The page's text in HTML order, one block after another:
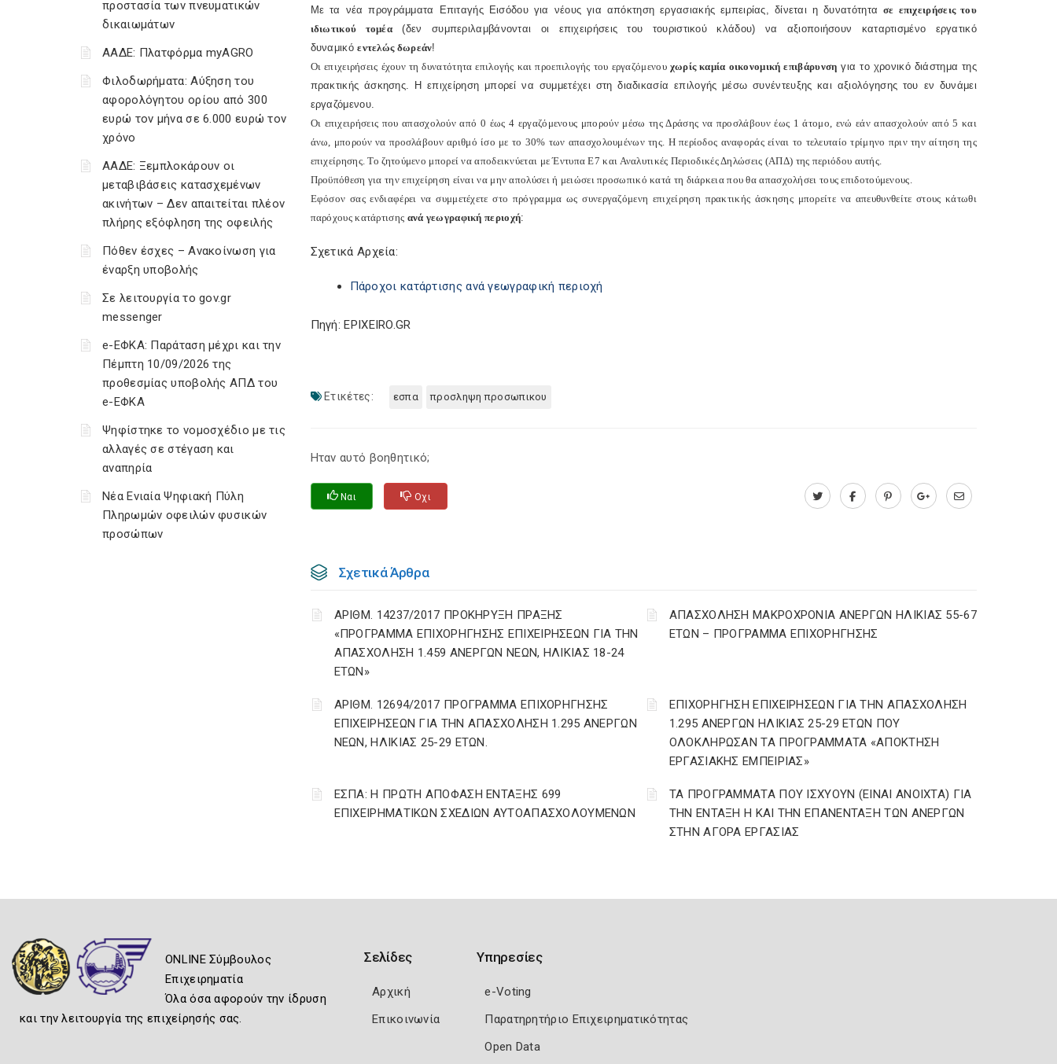
προστασία των πνευματικών
δικαιωμάτων
ΑΑΔΕ: Πλατφόρμα myAGRO
Φιλοδωρήματα: Αύξηση του
αφορολόγητου ορίου από 300
ευρώ τον μήνα σε 6.000 ευρώ τον
χρόνο
ΑΑΔΕ: Ξεμπλοκάρουν οι
μεταβιβάσεις κατασχεμένων
ακινήτων – Δεν απαιτείται πλέον
πλήρης εξόφληση της οφειλής
Πόθεν έσχες – Ανακοίνωση για
έναρξη υποβολής
Σε λειτουργία το gov.gr
messenger
e-ΕΦΚΑ: Παράταση μέχρι και την
Πέμπτη 10/09/2026 της
προθεσμίας υποβολής ΑΠΔ του
e-ΕΦΚΑ
Ψηφίστηκε το νομοσχέδιο με τις
αλλαγές σε στέγαση και
αναπηρία
Νέα Ενιαία Ψηφιακή Πύλη
Πληρωμών οφειλών φυσικών
προσώπων
Με τα νέα προγράμματα Επιταγής Εισόδου για νέους για απόκτηση εργασιακής εμπειρίας, δίνεται η δυνατότητα σε επιχειρήσεις του
ιδιωτικού τομέα
(δεν συμπεριλαμβάνονται οι επιχειρήσεις του τουριστικού κλάδου) να αξιοποιήσουν καταρτισμένο εργατικό
δυναμικό εντελώς δωρεάν!
Οι επιχειρήσεις έχουν τη δυνατότητα επιλογής και προεπιλογής του εργαζόμενου χωρίς καμία οικονομική επιβάρυνση για το χρονικό διάστημα της
πρακτικής άσκησης. Η επιχείρηση μπορεί να συμμετέχει στη διαδικασία επιλογής μέσω συνέντευξης και αξιολόγησης του εν δυνάμει
εργαζόμενου.
Οι επιχειρήσεις που απασχολούν από 0 έως 4 εργαζόμενους μπορούν μέσω της Δράσης να προσλάβουν έως 1 άτομο, ενώ εάν απασχολούν από 5 και
άνω, μπορούν να προσλάβουν αριθμό ίσο με το 30% των απασχολουμένων της. Η περίοδος αναφοράς είναι το τελευταίο τρίμηνο πριν την αίτηση της
επιχείρησης. Το ζητούμενο μπορεί να αποδεικνύεται με Έντυπα Ε7 και Αναλυτικές Περιοδικές Δηλώσεις (ΑΠΔ) της περιόδου αυτής.
Προϋπόθεση για την επιχείρηση είναι να μην απολύσει ή μειώσει προσωπικό κατά τη διάρκεια που θα απασχολήσει τους επιδοτούμενους.
Εφόσον σας ενδιαφέρει να συμμετέχετε στο πρόγραμμα ως συνεργαζόμενη επιχείρηση πρακτικής άσκησης μπορείτε να απευθυνθείτε στους κάτωθι
παρόχους κατάρτισης ανά γεωγραφική περιοχή:
Σχετικά Αρχεία:
Πάροχοι κατάρτισης ανά γεωγραφική περιοχή
Πηγή: EPIXEIRO.GR
Ετικέτες: εσπα προσληψη προσωπικου
Ηταν αυτό βοηθητικό;
Ναι Οχι
Σχετικά Άρθρα
ΑΡΙΘΜ. 14237/2017 ΠΡΟΚΗΡΥΞΗ ΠΡΑΞΗΣ
«ΠΡΟΓΡΑΜΜΑ ΕΠΙΧΟΡΗΓΗΣΗΣ ΕΠΙΧΕΙΡΗΣΕΩΝ ΓΙΑ ΤΗΝ
ΑΠΑΣΧΟΛΗΣΗ 1.459 ΑΝΕΡΓΩΝ ΝΕΩΝ, ΗΛΙΚΙΑΣ 18-24
ΕΤΩΝ»
ΑΠΑΣΧΟΛΗΣΗ ΜΑΚΡΟΧΡΟΝΙΑ ΑΝΕΡΓΩΝ ΗΛΙΚΙΑΣ 55-67
ΕΤΩΝ – ΠΡΟΓΡΑΜΜΑ ΕΠΙΧΟΡΗΓΗΣΗΣ
ΑΡΙΘΜ. 12694/2017 ΠΡΟΓΡΑΜΜΑ ΕΠΙΧΟΡΗΓΗΣΗΣ
ΕΠΙΧΕΙΡΗΣΕΩΝ ΓΙΑ ΤΗΝ ΑΠΑΣΧΟΛΗΣΗ 1.295 ΑΝΕΡΓΩΝ
ΝΕΩΝ, ΗΛΙΚΙΑΣ 25-29 ΕΤΩΝ.
ΕΠΙΧΟΡΗΓΗΣΗ ΕΠΙΧΕΙΡΗΣΕΩΝ ΓΙΑ ΤΗΝ ΑΠΑΣΧΟΛΗΣΗ
1.295 ΑΝΕΡΓΩΝ ΗΛΙΚΙΑΣ 25-29 ΕΤΩΝ ΠΟΥ
ΟΛΟΚΛΗΡΩΣΑΝ ΤΑ ΠΡΟΓΡΑΜΜΑΤΑ «ΑΠΟΚΤΗΣΗ
ΕΡΓΑΣΙΑΚΗΣ ΕΜΠΕΙΡΙΑΣ»
ΕΣΠΑ: Η ΠΡΩΤΗ ΑΠΟΦΑΣΗ ΕΝΤΑΞΗΣ 699
ΕΠΙΧΕΙΡΗΜΑΤΙΚΩΝ ΣΧΕΔΙΩΝ ΑΥΤΟΑΠΑΣΧΟΛΟΥΜΕΝΩΝ
ΤΑ ΠΡΟΓΡΑΜΜΑΤΑ ΠΟΥ ΙΣΧΥΟΥΝ (ΕΙΝΑΙ ΑΝΟΙΧΤΑ) ΓΙΑ
ΤΗΝ ΕΝΤΑΞΗ Η ΚΑΙ ΤΗΝ ΕΠΑΝΕΝΤΑΞΗ ΤΩΝ ΑΝΕΡΓΩΝ
ΣΤΗΝ ΑΓΟΡΑ ΕΡΓΑΣΙΑΣ
ONLINE Σύμβουλος
Επιχειρηματία
Όλα όσα αφορούν την ίδρυση
και την λειτουργία της επιχείρησής σας.
Σελίδες
Αρχική
Επικοινωνία
Υπηρεσίες
e-Voting
Παρατηρητήριο Επιχειρηματικότητας
Open Data